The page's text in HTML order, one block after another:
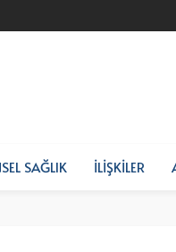
SAĞLIK İLIŞKILER